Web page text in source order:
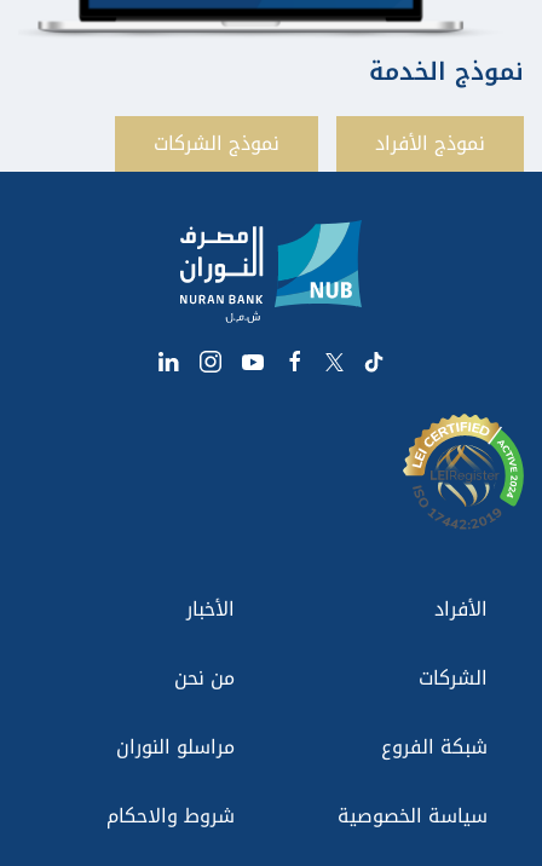
نموذج الخدمة
نموذج الأفراد نموذج الشركات
الأفراد
الأخبار
الشركات
من نحن
شبكة الفروع
مراسلو النوران
سياسة الخصوصية
شروط والاحكام